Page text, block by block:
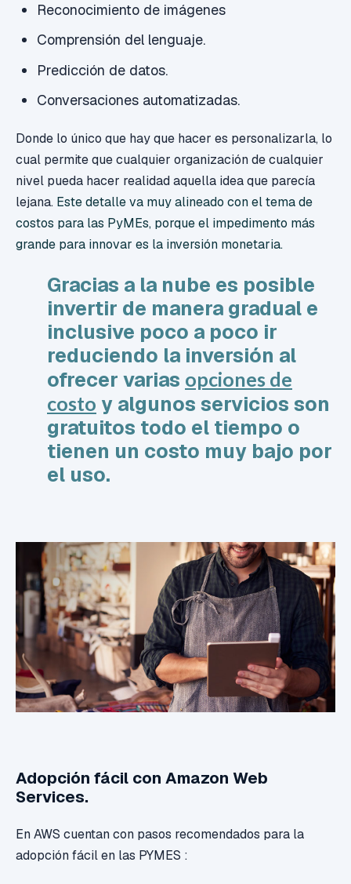
Reconocimiento de imágenes
Comprensión del lenguaje.
Predicción de datos.
Conversaciones automatizadas.
Donde lo único que hay que hacer es personalizarla, lo
cual permite que cualquier organización de cualquier
nivel pueda hacer realidad aquella idea que parecía
lejana. Este detalle va muy alineado con el tema de
costos para las PyMEs, porque el impedimento más
grande para innovar es la inversión monetaria.
Gracias a la nube es posible
invertir de manera gradual e
inclusive poco a poco ir
reduciendo la inversión al
ofrecer varias opciones de
costo y algunos servicios son
gratuitos todo el tiempo o
tienen un costo muy bajo por
el uso.
Adopción fácil con Amazon Web
Services.
En AWS cuentan con pasos recomendados para la
adopción fácil en las PYMES :